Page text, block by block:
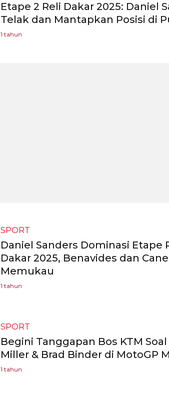
Etape 2 Reli Dakar 2025: Daniel
Telak dan Mantapkan Posisi di
1 tahun
SPORT
Daniel Sanders Dominasi Etape
Dakar 2025, Benavides dan
Memukau
1 tahun
SPORT
Begini Tanggapan Bos KTM
Miller & Brad Binder di MotoGP
1 tahun